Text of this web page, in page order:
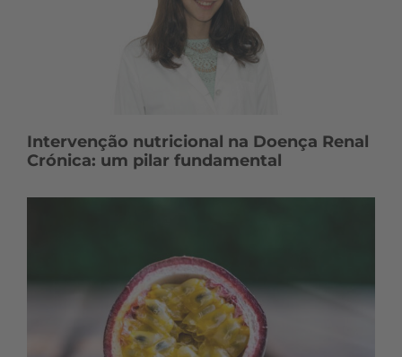
Intervenção nutricional na Doença Renal
Crónica: um pilar fundamental